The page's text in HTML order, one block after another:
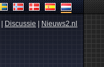
Discussie Nieuws2.nl